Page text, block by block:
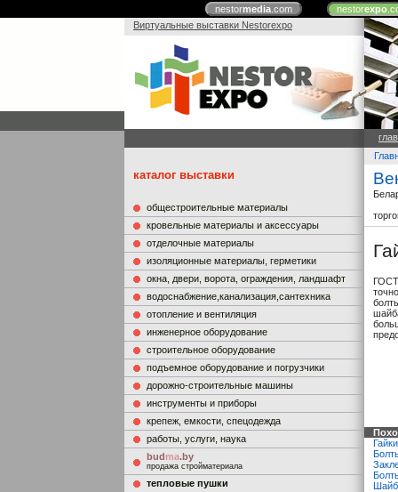
nestormedia.com nestorexpo
Виртуальные выставки Nestorexpo
каталог выставки
общестроительные материалы
кровельные материалы и аксессуары
отделочные материалы
изоляционные материалы, герметики
окна, двери, ворота, ограждения, ландшафт
водоснабжение,канализация,сантехника
отопление и вентиляция
инженерное оборудование
строительное оборудование
подъемное оборудование и погрузчики
дорожно-строительные машины
инструменты и приборы
крепеж, емкости, спецодежда
работы, услуги, наука
budma.by
продажа стройматериала
тепловые пушки
ГОСТ